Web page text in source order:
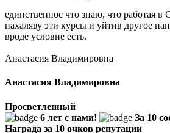
единственное что знаю, что работая в
нахаляву эти курсы и уйтив другое
вроде условие есть.
Анастасия Владимировна
Анастасия Владимировна
Просветленный
6 лет с нами!
За 10
Награда за 10 очков репутации